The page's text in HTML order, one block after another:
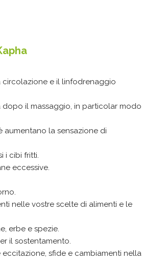
circolazione e il linfodrenaggio
il massaggio, in particolar modo
aumentano la sensazione di
i cibi fritti.
eccessive.
nelle vostre scelte di alimenti e le
erbe e spezie.
il sostentamento.
sfide e cambiamenti nella